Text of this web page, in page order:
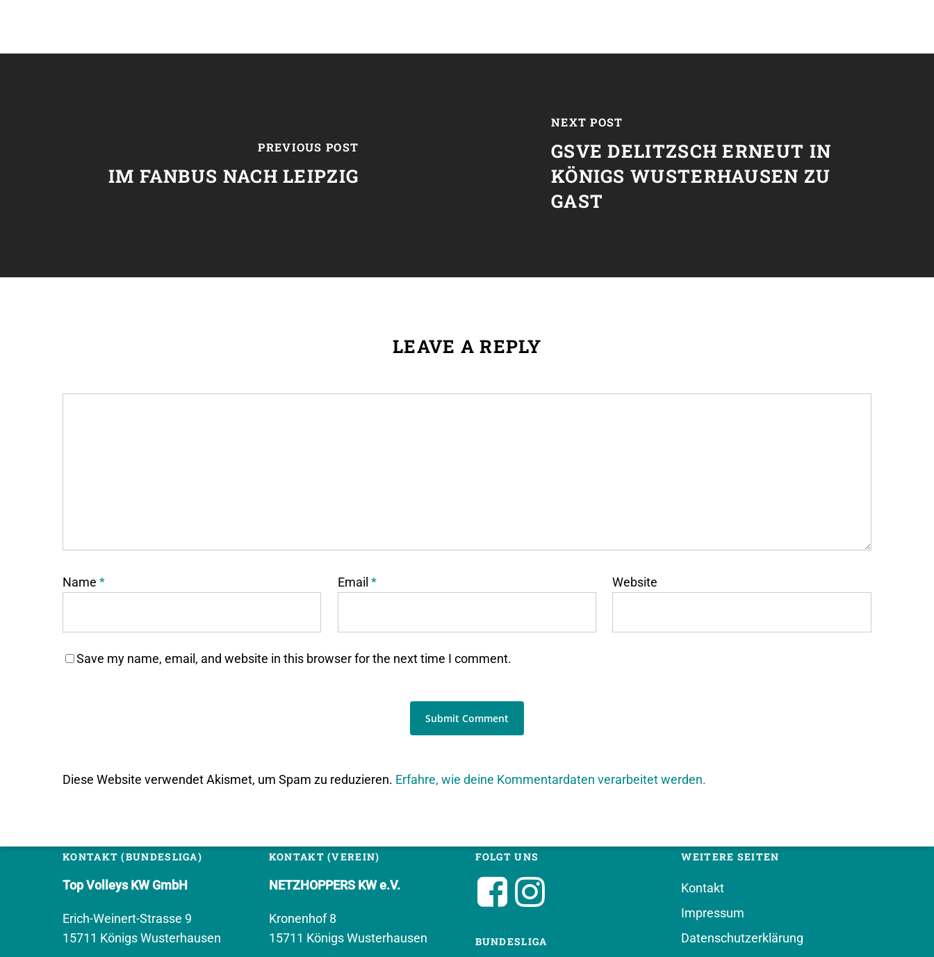
PREVIOUS POST
IM FANBUS NACH LEIPZIG
NEXT POST
GSVE DELITZSCH ERNEUT IN
KÖNIGS WUSTERHAUSEN ZU
GAST
LEAVE A REPLY
Name * Email * Website
Save my name, email, and website in this browser for the next time I comment.
Diese Website verwendet Akismet, um Spam zu reduzieren. Erfahre, wie deine Kommentardaten verarbeitet werden.
KONTAKT (BUNDESLIGA)
Top Volleys KW GmbH
Erich-Weinert-Strasse 9
15711 Königs Wusterhausen
KONTAKT (VEREIN)
NETZHOPPERS KW e.V.
Kronenhof 8
15711 Königs Wusterhausen
FOLGT UNS
BUNDESLIGA
WEITERE SEITEN
Kontakt
Impressum
Datenschutzerklärung